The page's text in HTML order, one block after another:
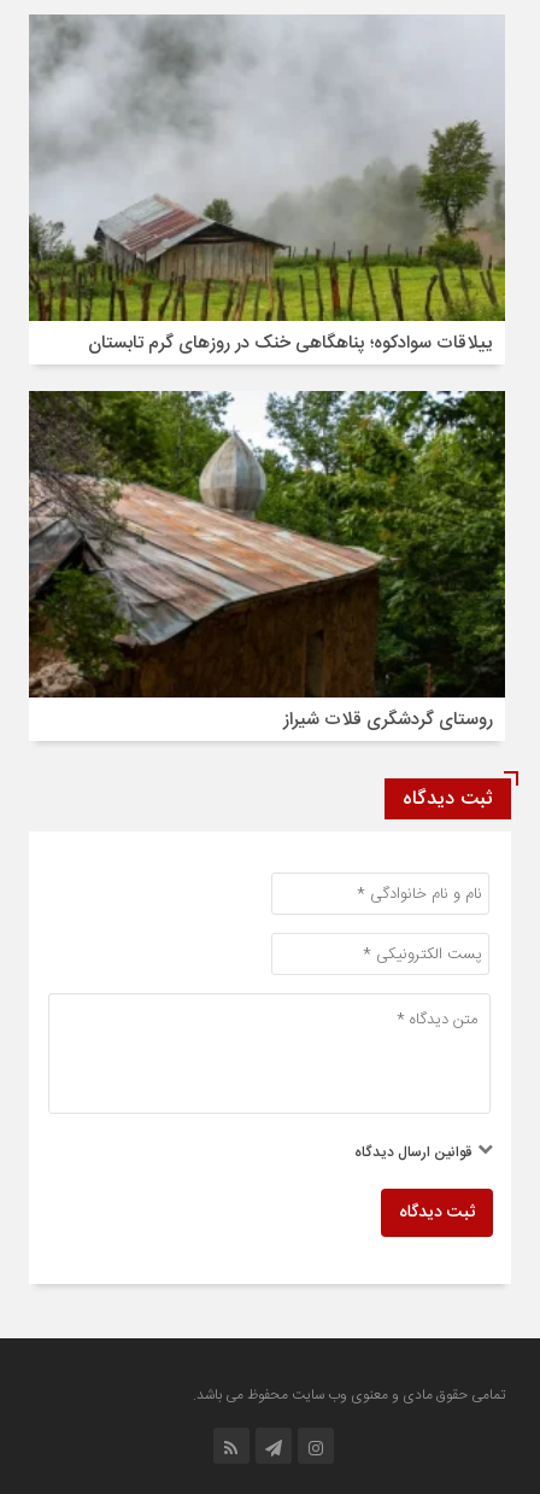
ییلاقات سوادکوه؛ پناهگاهی خنک در روزهای گرم تابستان
روستای گردشگری قلات شیراز
ثبت دیدگاه
قوانین ارسال دیدگاه
ثبت دیدگاه
تمامی حقوق مادی و معنوی وب سایت محفوظ می باشد.